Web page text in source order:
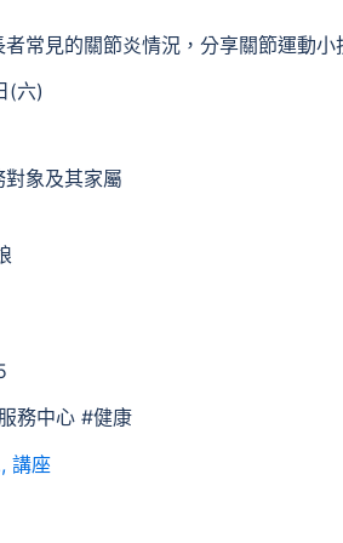
常見的關節炎情況，分享關節運動小
(六)
象及其家屬
務中心 #健康
, 講座